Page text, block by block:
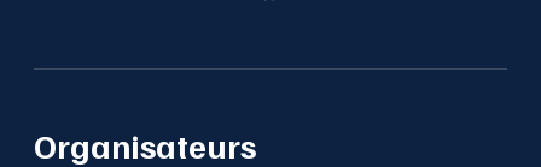
Organisateurs